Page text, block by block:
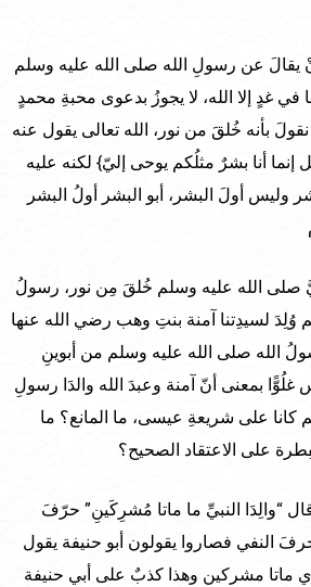
يقالَ عن رسولِ الله صلى الله عليه وسلم
في غدٍ إلا الله، لا يجوزُ بدعوى محبةِ محمدٍ
بأنه خُلقَ من نور، الله تعالى يقول عنه
أنا بشرٌ مثلُكم يوحى إليّ} لكنه عليه
وليس أولَ البشر، أبو البشر أولُ البشر
صلى الله عليه وسلم خُلقَ مِن نور، رسولُ
وُلِدَ لسيدِتنا آمنة بنتِ وهب رضي الله عنها
الله صلى الله عليه وسلم من أبوينِ
بمعنى أنّ آمنة وعبدَ الله والدَا رسولِ
كانا على شريعةِ عيسى، ما المانع؟ ما
على الاعتقاد الصحيح؟
“والِدَا النبيِّ ما ماتا مُشرِكَينِ” حرّفَ
النفي فصاروا يقولون أبو حنيفة يقول
أي ماتا مشركين وهذا كذبٌ على أبي حنيفة